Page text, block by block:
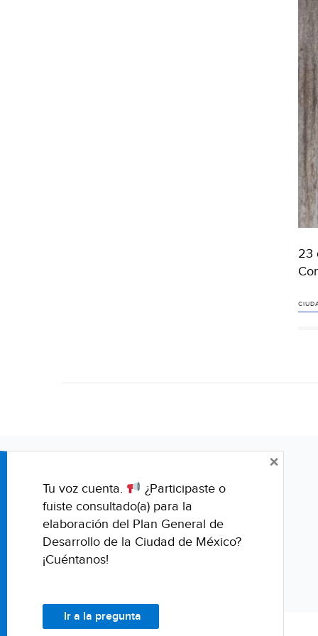
23
Tu voz cuenta.
¿Participaste o
fuiste consultado(a) para la
elaboración del Plan General de
Desarrollo de la Ciudad de México?
¡Cuéntanos!
Ir a la pregunta
×